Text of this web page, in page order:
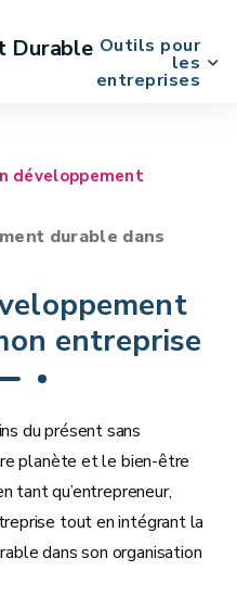
Outils pour
les
entreprises
Durable
développement
durable dans
entreprise
du présent sans
planète et le bien-être
tant qu’entrepreneur,
tout en intégrant la
dans son organisation